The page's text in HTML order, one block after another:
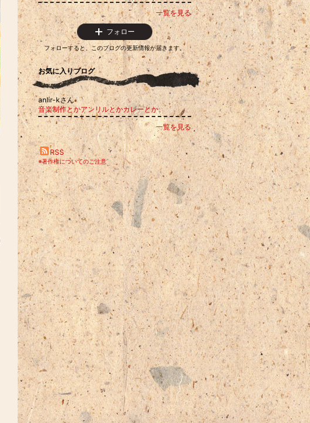
一覧を見る
フォロー
フォローすると、このブログの更新情報が届きます。
お気に入りブログ
anlir-kさん
音楽制作とかアンリルとかカレーとか。
一覧を見る
RSS
※著作権についてのご注意